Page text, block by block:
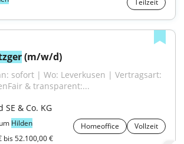
Teilzeit
(m/w/d)
sofort | Wo: Leverkusen | Vertragsart:
& transparent:...
SE & Co. KG
Hilden Homeoffice
Vollzeit
bis 52.100,00 €